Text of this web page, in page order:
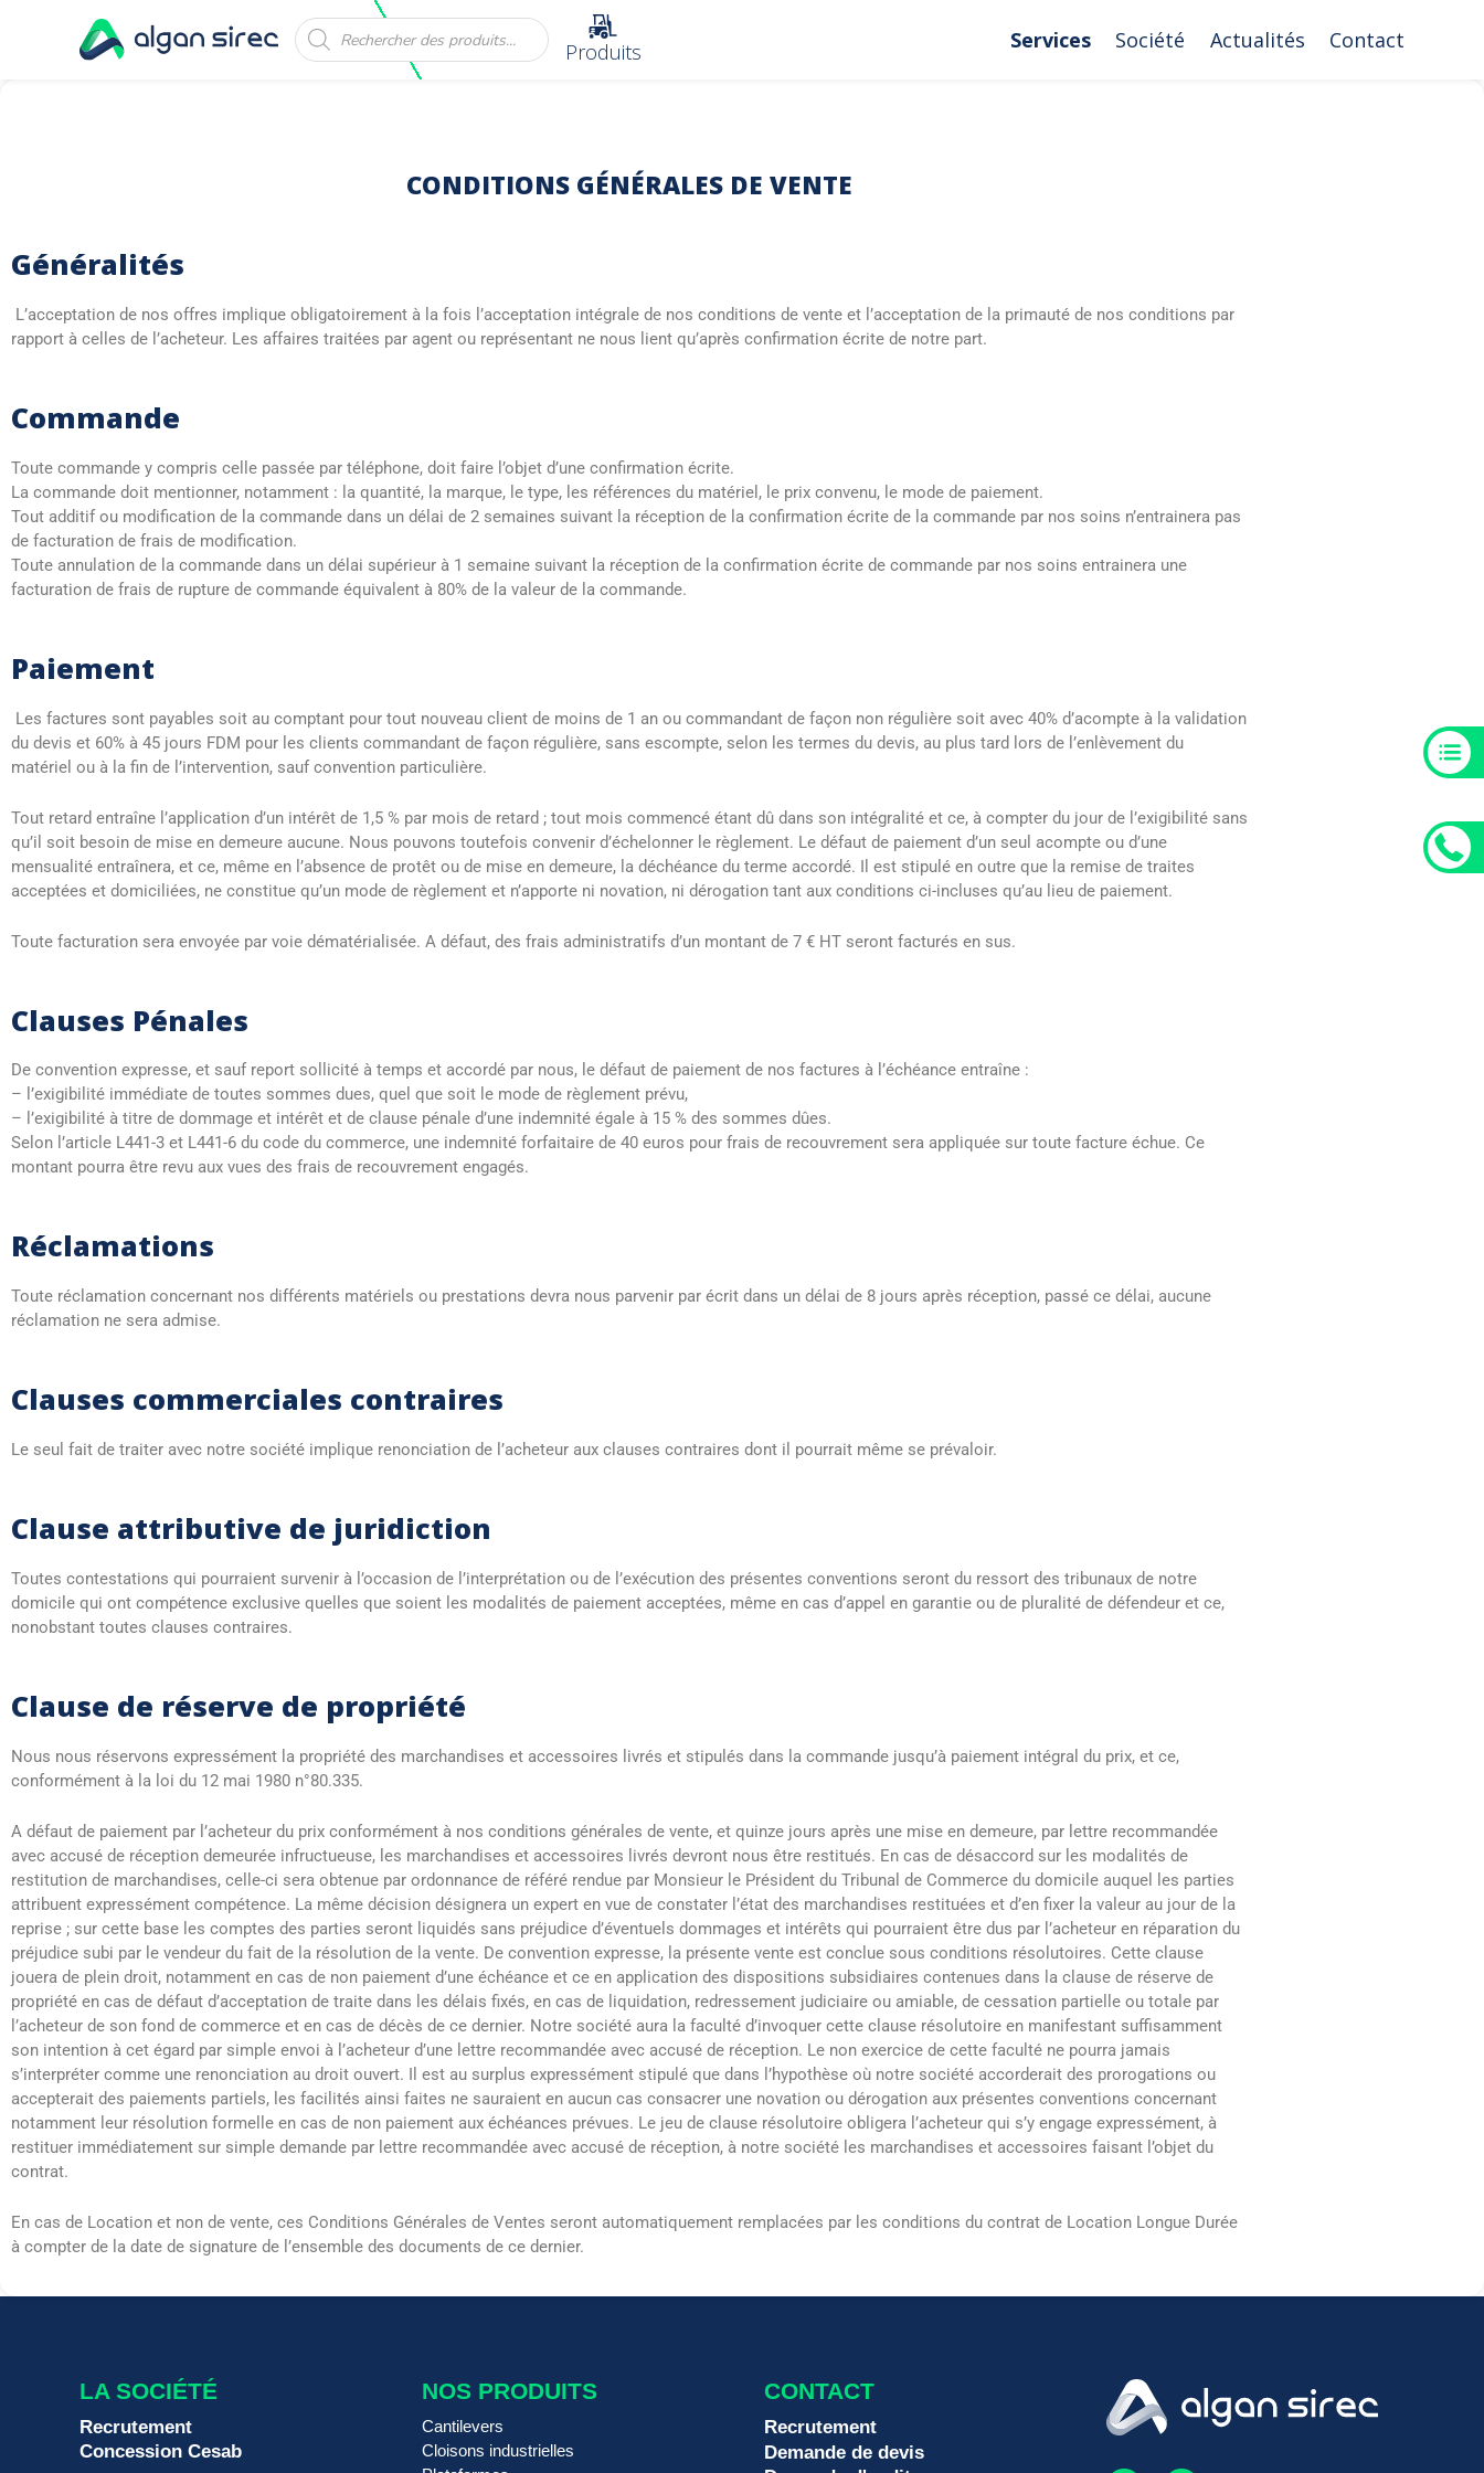
Recherche
de
produits Produits Services Société Actualités Contact
CONDITIONS GÉNÉRALES DE VENTE
Généralités
L’acceptation de nos offres implique obligatoirement à la fois l’acceptation intégrale de nos conditions de vente et l’acceptation de la primauté de nos conditions par
rapport à celles de l’acheteur. Les affaires traitées par agent ou représentant ne nous lient qu’après confirmation écrite de notre part.
Commande
Toute commande y compris celle passée par téléphone, doit faire l’objet d’une confirmation écrite.
La commande doit mentionner, notamment : la quantité, la marque, le type, les références du matériel, le prix convenu, le mode de paiement.
Tout additif ou modification de la commande dans un délai de 2 semaines suivant la réception de la confirmation écrite de la commande par nos soins n’entrainera pas
de facturation de frais de modification.
Toute annulation de la commande dans un délai supérieur à 1 semaine suivant la réception de la confirmation écrite de commande par nos soins entrainera une
facturation de frais de rupture de commande équivalent à 80% de la valeur de la commande.
Paiement
Les factures sont payables soit au comptant pour tout nouveau client de moins de 1 an ou commandant de façon non régulière soit avec 40% d’acompte à la validation
du devis et 60% à 45 jours FDM pour les clients commandant de façon régulière, sans escompte, selon les termes du devis, au plus tard lors de l’enlèvement du
matériel ou à la fin de l’intervention, sauf convention particulière.
Tout retard entraîne l’application d’un intérêt de 1,5 % par mois de retard ; tout mois commencé étant dû dans son intégralité et ce, à compter du jour de l’exigibilité sans
qu’il soit besoin de mise en demeure aucune. Nous pouvons toutefois convenir d’échelonner le règlement. Le défaut de paiement d’un seul acompte ou d’une
mensualité entraînera, et ce, même en l’absence de protêt ou de mise en demeure, la déchéance du terme accordé. Il est stipulé en outre que la remise de traites
acceptées et domiciliées, ne constitue qu’un mode de règlement et n’apporte ni novation, ni dérogation tant aux conditions ci-incluses qu’au lieu de paiement.
Toute facturation sera envoyée par voie dématérialisée. A défaut, des frais administratifs d’un montant de 7 € HT seront facturés en sus.
Clauses Pénales
De convention expresse, et sauf report sollicité à temps et accordé par nous, le défaut de paiement de nos factures à l’échéance entraîne :
– l’exigibilité immédiate de toutes sommes dues, quel que soit le mode de règlement prévu,
– l’exigibilité à titre de dommage et intérêt et de clause pénale d’une indemnité égale à 15 % des sommes dûes.
Selon l’article L441-3 et L441-6 du code du commerce, une indemnité forfaitaire de 40 euros pour frais de recouvrement sera appliquée sur toute facture échue. Ce
montant pourra être revu aux vues des frais de recouvrement engagés.
Réclamations
Toute réclamation concernant nos différents matériels ou prestations devra nous parvenir par écrit dans un délai de 8 jours après réception, passé ce délai, aucune
réclamation ne sera admise.
Clauses commerciales contraires
Le seul fait de traiter avec notre société implique renonciation de l’acheteur aux clauses contraires dont il pourrait même se prévaloir.
Clause attributive de juridiction
Toutes contestations qui pourraient survenir à l’occasion de l’interprétation ou de l’exécution des présentes conventions seront du ressort des tribunaux de notre
domicile qui ont compétence exclusive quelles que soient les modalités de paiement acceptées, même en cas d’appel en garantie ou de pluralité de défendeur et ce,
nonobstant toutes clauses contraires.
Clause de réserve de propriété
Nous nous réservons expressément la propriété des marchandises et accessoires livrés et stipulés dans la commande jusqu’à paiement intégral du prix, et ce,
conformément à la loi du 12 mai 1980 n°80.335.
A défaut de paiement par l’acheteur du prix conformément à nos conditions générales de vente, et quinze jours après une mise en demeure, par lettre recommandée
avec accusé de réception demeurée infructueuse, les marchandises et accessoires livrés devront nous être restitués. En cas de désaccord sur les modalités de
restitution de marchandises, celle-ci sera obtenue par ordonnance de référé rendue par Monsieur le Président du Tribunal de Commerce du domicile auquel les parties
attribuent expressément compétence. La même décision désignera un expert en vue de constater l’état des marchandises restituées et d’en fixer la valeur au jour de la
reprise ; sur cette base les comptes des parties seront liquidés sans préjudice d’éventuels dommages et intérêts qui pourraient être dus par l’acheteur en réparation du
préjudice subi par le vendeur du fait de la résolution de la vente. De convention expresse, la présente vente est conclue sous conditions résolutoires. Cette clause
jouera de plein droit, notamment en cas de non paiement d’une échéance et ce en application des dispositions subsidiaires contenues dans la clause de réserve de
propriété en cas de défaut d’acceptation de traite dans les délais fixés, en cas de liquidation, redressement judiciaire ou amiable, de cessation partielle ou totale par
l’acheteur de son fond de commerce et en cas de décès de ce dernier. Notre société aura la faculté d’invoquer cette clause résolutoire en manifestant suffisamment
son intention à cet égard par simple envoi à l’acheteur d’une lettre recommandée avec accusé de réception. Le non exercice de cette faculté ne pourra jamais
s’interpréter comme une renonciation au droit ouvert. Il est au surplus expressément stipulé que dans l’hypothèse où notre société accorderait des prorogations ou
accepterait des paiements partiels, les facilités ainsi faites ne sauraient en aucun cas consacrer une novation ou dérogation aux présentes conventions concernant
notamment leur résolution formelle en cas de non paiement aux échéances prévues. Le jeu de clause résolutoire obligera l’acheteur qui s’y engage expressément, à
restituer immédiatement sur simple demande par lettre recommandée avec accusé de réception, à notre société les marchandises et accessoires faisant l’objet du
contrat.
En cas de Location et non de vente, ces Conditions Générales de Ventes seront automatiquement remplacées par les conditions du contrat de Location Longue Durée
à compter de la date de signature de l’ensemble des documents de ce dernier.
LA SOCIÉTÉ
Recrutement
Concession Cesab
NOS PRODUITS
Cantilevers
Cloisons industrielles
CONTACT
Recrutement
Demande de devis